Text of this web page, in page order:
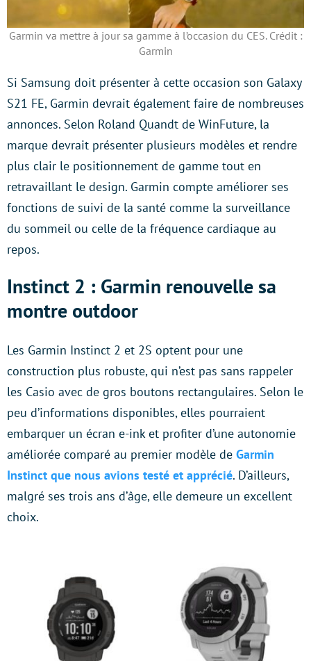
Garmin va mettre à jour sa gamme à l’occasion du CES. Crédit :
Garmin
Si Samsung doit présenter à cette occasion son Galaxy
S21 FE, Garmin devrait également faire de nombreuses
annonces. Selon Roland Quandt de WinFuture, la
marque devrait présenter plusieurs modèles et rendre
plus clair le positionnement de gamme tout en
retravaillant le design. Garmin compte améliorer ses
fonctions de suivi de la santé comme la surveillance
du sommeil ou celle de la fréquence cardiaque au
repos.
Instinct 2 : Garmin renouvelle sa
montre outdoor
Les Garmin Instinct 2 et 2S optent pour une
construction plus robuste, qui n’est pas sans rappeler
les Casio avec de gros boutons rectangulaires. Selon le
peu d’informations disponibles, elles pourraient
embarquer un écran e-ink et profiter d’une autonomie
améliorée comparé au premier modèle de Garmin
Instinct que nous avions testé et apprécié. D’ailleurs,
malgré ses trois ans d’âge, elle demeure un excellent
choix.